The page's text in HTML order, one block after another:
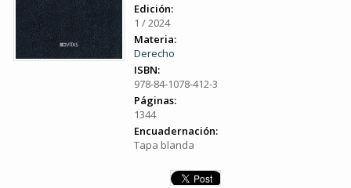
Edición:
1 / 2024
Materia:
Derecho
ISBN:
978-84-1078-412-3
Páginas:
1344
Encuadernación:
Tapa blanda